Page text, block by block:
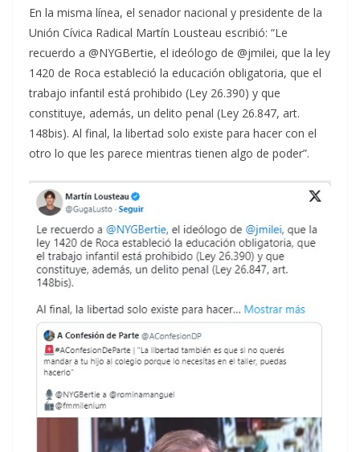
En la misma línea, el senador nacional y presidente de la
Unión Cívica Radical Martín Lousteau escribió: “Le
recuerdo a @NYGBertie, el ideólogo de @jmilei, que la ley
1420 de Roca estableció la educación obligatoria, que el
trabajo infantil está prohibido (Ley 26.390) y que
constituye, además, un delito penal (Ley 26.847, art.
148bis). Al final, la libertad solo existe para hacer con el
otro lo que les parece mientras tienen algo de poder”.